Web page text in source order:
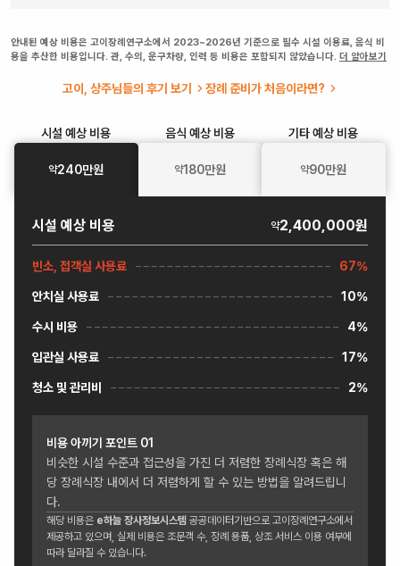
안내된 예상 비용은 고이장례연구소에서 2023~2026년 기준으로 필수 시설 이용료, 음식 비
용을 추산한 비용입니다. 관, 수의, 운구차량, 인력 등 비용은 포함되지 않았습니다. 더 알아보기
고이, 상주님들의 후기 보기 장례 준비가 처음이라면?
시설 예상 비용
약240만원
음식 예상 비용
약180만원
기타예상 비용
약90만원
시설 예상 비용 약2,400,000원
빈소, 접객실 사용료 67%
안치실 사용료 10%
수시 비용 4%
입관실 사용료 17%
청소 및 관리비 2%
비용 아끼기 포인트 01
비슷한 시설 수준과 접근성을 가진 더 저렴한 장례식장 혹은 해
당 장례식장 내에서 더 저렴하게 할 수 있는 방법을 알려드립니
다.
해당 비용은 e하늘 장사정보시스템 공공데이터기반으로 고이장례연구소에서
제공하고 있으며, 실제 비용은 조문객 수, 장례 용품, 상조 서비스 이용 여부에
따라 달라질 수 있습니다.